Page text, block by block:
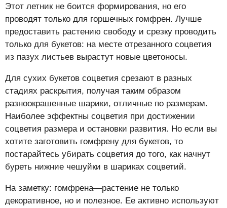
Этот летник не боится формирования, но его
проводят только для горшечных гомфрен. Лучше
предоставить растению свободу и срезку проводить
только для букетов: на месте отрезанного соцветия
из пазух листьев вырастут новые цветоносы.
Для сухих букетов соцветия срезают в разных
стадиях раскрытия, получая таким образом
разноокрашенные шарики, отличные по размерам.
Наиболее эффектны соцветия при достижении
соцветия размера и остановки развития. Но если вы
хотите заготовить гомфрену для букетов, то
постарайтесь убирать соцветия до того, как начнут
буреть нижние чешуйки в шариках соцветий.
На заметку: гомфрена—растение не только
декоративное, но и полезное. Ее активно используют